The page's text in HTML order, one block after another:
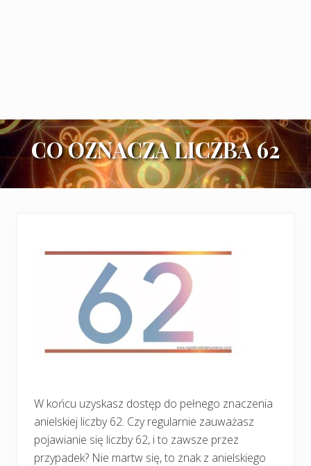
CO OZNACZA LICZBA 62
W końcu uzyskasz dostęp do pełnego znaczenia
anielskiej liczby 62. Czy regularnie zauważasz
pojawianie się liczby 62, i to zawsze przez
przypadek? Nie martw się, to znak z anielskiego